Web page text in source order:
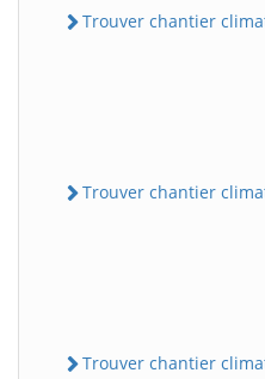
Trouver chantier
Trouver chantier
Trouver chantier